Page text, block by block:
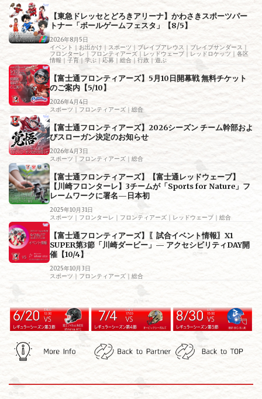
【東急ドレッセとどろきアリーナ】かわさきスポーツパー
トナー「ボールゲームフェスタ」【8/5】
2026年8月5日
イベント｜お出かけ｜スポーツ｜ブレイブアレウス｜ブレイブサンダース｜
フロンターレ｜フロンティアーズ｜レッドウェーブ｜レッドロケッツ｜各区
情報｜子育｜学ぶ｜応募｜総合｜行政｜遊ぶ
【富士通フロンティアーズ】5月10日開幕戦 無料チケット
のご案内【5/10】
2026年4月4日
スポーツ｜フロンティアーズ｜総合
【富士通フロンティアーズ】2026シーズン チーム幹部およ
びスローガン決定のお知らせ
2026年4月3日
スポーツ｜フロンティアーズ｜総合
【富士通フロンティアーズ】【富士通レッドウェーブ】
【川崎フロンターレ】3チームが「Sports for Nature」フ
レームワークに署名—日本初
2025年10月31日
スポーツ｜フロンターレ｜フロンティアーズ｜レッドウェーブ｜総合
【富士通フロンティアーズ】〖試合イベント情報〗X1
SUPER第3節「川崎ダービー」— アクセシビリティDAY開
催【10/4】
2025年10月3日
スポーツ｜フロンティアーズ｜総合